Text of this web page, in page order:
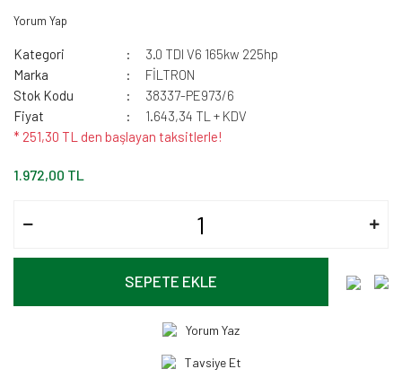
Yorum Yap
Kategori
3.0 TDI V6 165kw 225hp
Marka
FİLTRON
Stok Kodu
38337-PE973/6
Fiyat
1.643,34 TL + KDV
* 251,30 TL den başlayan taksitlerle!
1.972,00 TL
SEPETE EKLE
Yorum Yaz
Tavsiye Et